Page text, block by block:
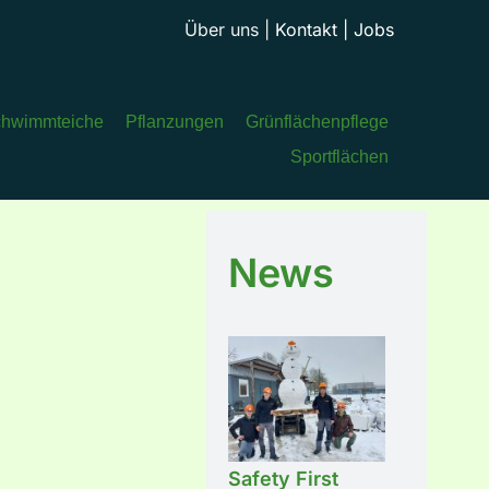
Über uns Kontakt |Jobs
Pflanzungen
Grünflächenpflege
Sportflächen
News
Safety First